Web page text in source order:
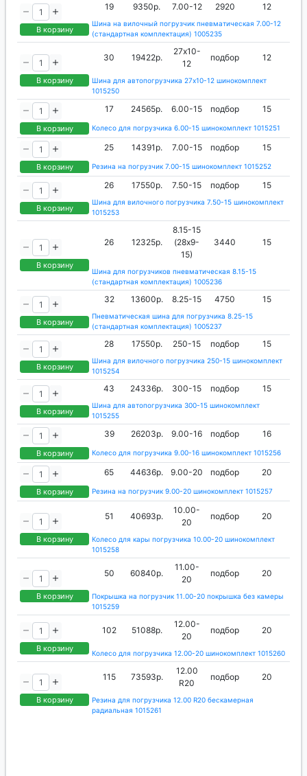
В корзину
19 9350р. 7.00-12 2920 12
Шина на вилочный погрузчик пневматическая 7.00-12
(стандартная комплектация) 1005235
В корзину
30 19422р.
27х10-
12
подбор 12
Шина для автопогрузчика 27х10-12 шинокомплект
1015250
В корзину
17 24565р. 6.00-15 подбор 15
Колесо для погрузчика 6.00-15 шинокомплект 1015251
В корзину
25 14391р. 7.00-15 подбор 15
Резина на погрузчик 7.00-15 шинокомплект 1015252
В корзину
26 17550р. 7.50-15 подбор 15
Шина для вилочного погрузчика 7.50-15 шинокомплект
1015253
В корзину
26 12325р.
8.15-15
(28х9-
15)
3440 15
Шина для погрузчиков пневматическая 8.15-15
(стандартная комплектация) 1005236
В корзину
32 13600р. 8.25-15 4750 15
Пневматическая шина для погрузчика 8.25-15
(стандартная комплектация) 1005237
В корзину
28 17550р. 250-15 подбор 15
Шина для вилочного погрузчика 250-15 шинокомплект
1015254
В корзину
43 24336р. 300-15 подбор 15
Шина для автопогрузчика 300-15 шинокомплект
1015255
В корзину
39 26203р. 9.00-16 подбор 16
Колесо для погрузчика 9.00-16 шинокомплект 1015256
В корзину
65 44636р. 9.00-20 подбор 20
Резина на погрузчик 9.00-20 шинокомплект 1015257
В корзину
51 40693р.
10.00-
20
подбор 20
Колесо для кары погрузчика 10.00-20 шинокомплект
1015258
В корзину
50 60840р.
11.00-
20
подбор 20
Покрышка на погрузчик 11.00-20 покрышка без камеры
1015259
В корзину
102 51088р.
12.00-
20
подбор 20
Колесо для погрузчика 12.00-20 шинокомплект 1015260
В корзину
115 73593р.
12.00
R20
подбор 20
Резина для погрузчика 12.00 R20 бескамерная
радиальная 1015261